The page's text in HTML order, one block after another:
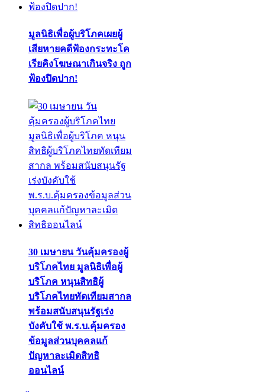
มูลนิธิเพื่อผู้บริโภคเผยผู้
เสียหายคดีฟ้องกระทะโค
เรียคิงโฆษณาเกินจริง ถูก
ฟ้องปิดปาก!
30 เมษายน วันคุ้มครองผู้
บริโภคไทย มูลนิธิเพื่อผู้
บริโภค หนุนสิทธิผู้
บริโภคไทยทัดเทียมสากล
พร้อมสนับสนุนรัฐเร่ง
บังคับใช้ พ.ร.บ.คุ้มครอง
ข้อมูลส่วนบุคคลแก้
ปัญหาละเมิดสิทธิ
ออนไลน์